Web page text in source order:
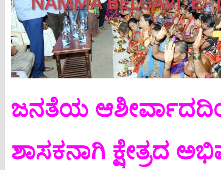
ಜನತೆಯ
ಶಾಸಕನಾಗಿ ಕ್ಷೇತ್ರದ